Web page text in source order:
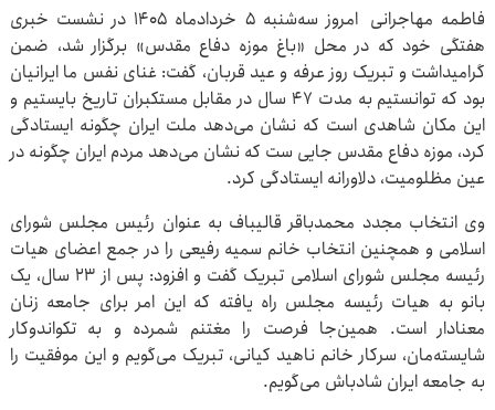
فاطمه مهاجرانی امروز سه‌شنبه ۵ خردادماه ۱۴۰۵ در نشست خبری
هفتگی خود که در محل «باغ موزه دفاع مقدس» برگزار شد، ضمن
گرامیداشت و تبریک روز عرفه و عید قربان، گفت: غنای نفس ما ایرانیان
بود که توانستیم به مدت ۴۷ سال در مقابل مستکبران تاریخ بایستیم و
این مکان شاهدی است که نشان می‌دهد ملت ایران چگونه ایستادگی
کرد، موزه دفاع مقدس جایی ست که نشان می‌دهد مردم ایران چگونه در
عین مظلومیت، دلاورانه ایستادگی کرد.
وی انتخاب مجدد محمدباقر قالیباف به عنوان رئیس مجلس شورای
اسلامی و همچنین انتخاب خانم سمیه رفیعی را در جمع اعضای هیات
رئیسه مجلس شورای اسلامی تبریک گفت و افزود: پس از ۲۳ سال، یک
بانو به هیات رئیسه مجلس راه یافته که این امر برای جامعه زنان
معنادار است. همین‌جا فرصت را مغتنم شمرده و به تکواندوکار
شایسته‌مان، سرکار خانم ناهید کیانی، تبریک می‌گویم و این موفقیت را
به جامعه ایران شادباش می‌گویم.